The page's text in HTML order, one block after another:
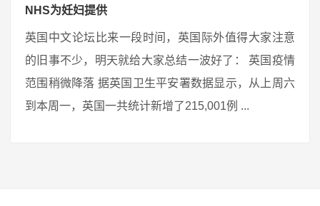
NHS为妊妇提供
英国中文论坛比来一段时间，英国际外值得大家注意
的旧事不少，明天就给大家总结一波好了： 英国疫情
范围稍微降落 据英国卫生平安署数据显示，从上周六
到本周一，英国一共统计新增了215,001例 ...